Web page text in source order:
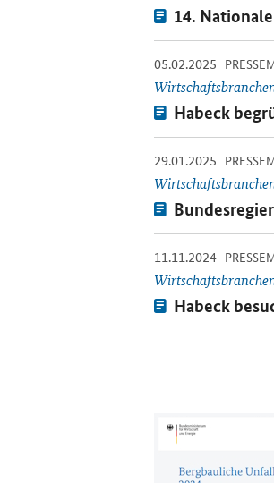
Pressemitteilung:
14.
05.02.2025 -
Pressemitteilung:
Habeck
Öffnet Einzelsicht
29.01.2025 -
Pressemitteilung:
Öffnet Einzelsicht
11.11.2024 -
Pressemitteilung:
Habeck
Öffnet Einzelsicht
Öffnet PDF